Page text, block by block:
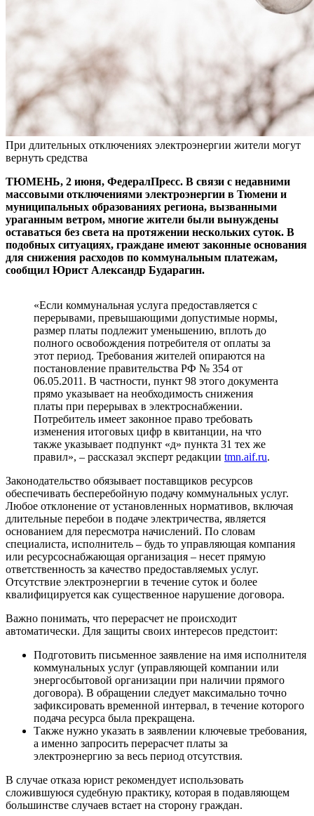
При длительных отключениях электроэнергии жители могут
вернуть средства
ТЮМЕНЬ, 2 июня, ФедералПресс. В связи с недавними
массовыми отключениями электроэнергии в Тюмени и
муниципальных образованиях региона, вызванными
ураганным ветром, многие жители были вынуждены
оставаться без света на протяжении нескольких суток. В
подобных ситуациях, граждане имеют законные основания
для снижения расходов по коммунальным платежам,
сообщил Юрист Александр Бударагин.
«Если коммунальная услуга предоставляется с
перерывами, превышающими допустимые нормы,
размер платы подлежит уменьшению, вплоть до
полного освобождения потребителя от оплаты за
этот период. Требования жителей опираются на
постановление правительства РФ № 354 от
06.05.2011. В частности, пункт 98 этого документа
прямо указывает на необходимость снижения
платы при перерывах в электроснабжении.
Потребитель имеет законное право требовать
изменения итоговых цифр в квитанции, на что
также указывает подпункт «д» пункта 31 тех же
правил», – рассказал эксперт редакции tmn.aif.ru.
Законодательство обязывает поставщиков ресурсов
обеспечивать бесперебойную подачу коммунальных услуг.
Любое отклонение от установленных нормативов, включая
длительные перебои в подаче электричества, является
основанием для пересмотра начислений. По словам
специалиста, исполнитель – будь то управляющая компания
или ресурсоснабжающая организация – несет прямую
ответственность за качество предоставляемых услуг.
Отсутствие электроэнергии в течение суток и более
квалифицируется как существенное нарушение договора.
Важно понимать, что перерасчет не происходит
автоматически. Для защиты своих интересов предстоит:
Подготовить письменное заявление на имя исполнителя
коммунальных услуг (управляющей компании или
энергосбытовой организации при наличии прямого
договора). В обращении следует максимально точно
зафиксировать временной интервал, в течение которого
подача ресурса была прекращена.
Также нужно указать в заявлении ключевые требования,
а именно запросить перерасчет платы за
электроэнергию за весь период отсутствия.
В случае отказа юрист рекомендует использовать
сложившуюся судебную практику, которая в подавляющем
большинстве случаев встает на сторону граждан.